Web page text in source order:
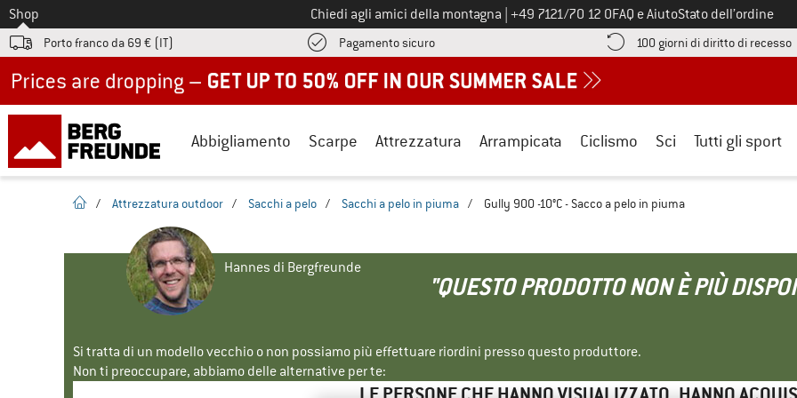
Allo
Shop Chiedi agli amici della montagna Chiamaci al numero
+49 7121/70 12 0FAQ e AiutoStato dell’ordine
Porto franco da 69 € (IT) Pagamento sicuroQui trovi le informazioni di pagamento! Si apre in una casella
100 giorni di diritto di recesso
Abbigliamento Scarpe Attrezzatura Arrampicata Ciclismo Sci Tutti gli sport
pagina iniziale
/ Attrezzatura outdoor / Sacchi a pelo / Sacchi a pelo in piuma / Gully 900 -10°C - Sacco a pelo in piuma
Hannes di Bergfreunde
"QUESTO PRODOTTO NON È PIÙ
Si tratta di un modello vecchio o non possiamo più effettuare riordini presso questo produttore.
Non ti preoccupare, abbiamo delle alternative per te: